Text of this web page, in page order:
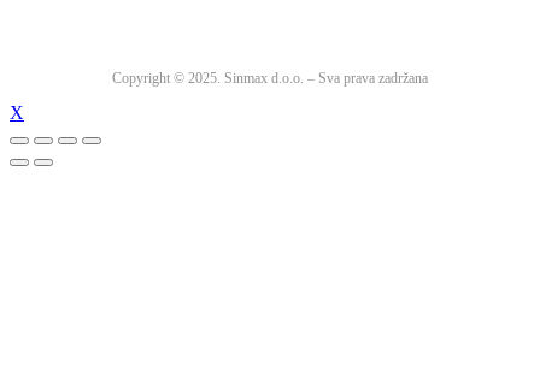
Copyright © 2025. Sinmax d.o.o. – Sva prava zadržana
X